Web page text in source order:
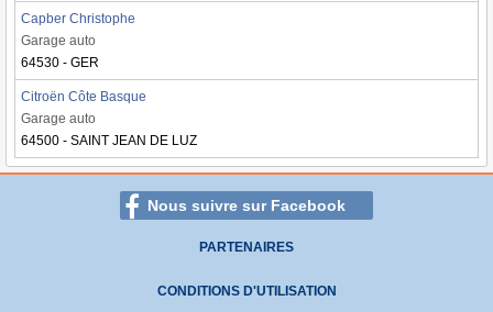
Capber Christophe
Garage auto
64530 - GER
Citroën Côte Basque
Garage auto
64500 - SAINT JEAN DE LUZ
Nous suivre sur Facebook
PARTENAIRES
CONDITIONS D'UTILISATION